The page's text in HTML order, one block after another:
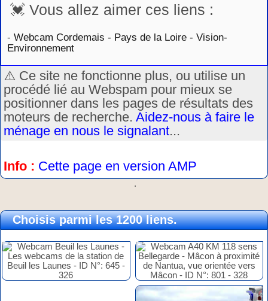
💓 Vous allez aimer ces liens :
- Webcam Cordemais - Pays de la Loire - Vision-
Environnement
⚠️ Ce site ne fonctionne plus, ou utilise un
procédé lié au Webspam pour mieux se
positionner dans les pages de résultats des
moteurs de recherche. Aidez-nous à faire le
ménage en nous le signalant...
Info : Cette page en version AMP
.
Choisis parmi les 1200 liens.